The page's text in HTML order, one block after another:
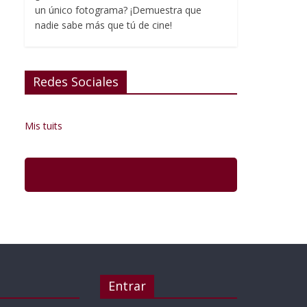
un único fotograma? ¡Demuestra que
nadie sabe más que tú de cine!
Redes Sociales
Mis tuits
Entrar